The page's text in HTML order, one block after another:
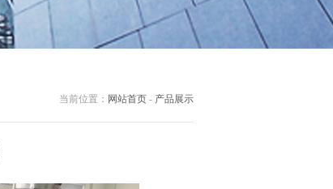
当前位置： 网站首页 - 产品展示